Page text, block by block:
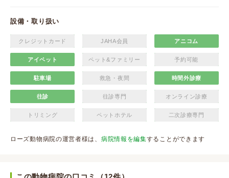
設備・取り扱い
クレジットカード JAHA会員 アニコム
アイペット ペット&ファミリー 予約可能
駐車場 救急・夜間 時間外診療
往診 往診専門 オンライン診療
トリミング ペットホテル 二次診療専門
ローズ動物病院の運営者様は、 病院情報を編集することができます